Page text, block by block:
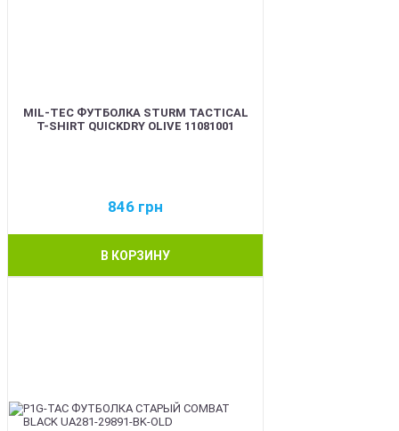
MIL-TEC ФУТБОЛКА STURM TACTICAL
T-SHIRT QUICKDRY OLIVE 11081001
846 грн
В КОРЗИНУ